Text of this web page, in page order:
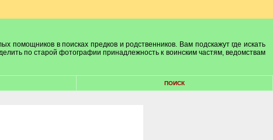
помощников в поисках предков и родственников. Вам подскажут где искать
по старой фотографии принадлежность к воинским частям, ведомствам
ПОИСК